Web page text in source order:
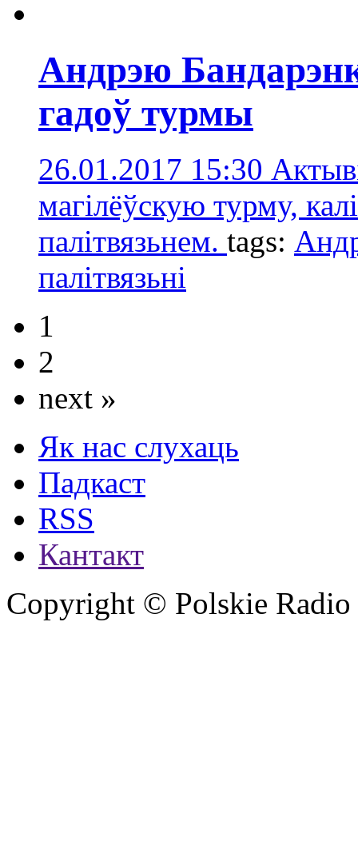
Андрэю
гадоў турмы
26.01.2017 15:30
магілёўскую турму,
палітвязьнем. tags:
палітвязьнi
1
2
next »
Як нас слухаць
Падкаст
RSS
Кантакт
Copyright © Polskie